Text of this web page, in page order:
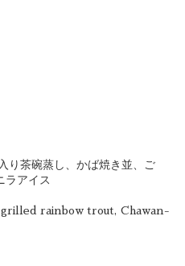
り茶碗蒸し、かば焼き並、ご
ラアイス
rainbow trout, Chawan-